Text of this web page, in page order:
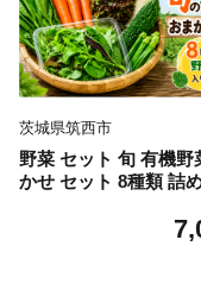
茨城県筑西市
野菜 セット 旬 有機野
かせ セット 8種類 詰
リーフ レタス にんじ